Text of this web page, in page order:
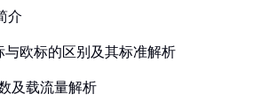
介
与欧标的区别及其标准解析
及载流量解析